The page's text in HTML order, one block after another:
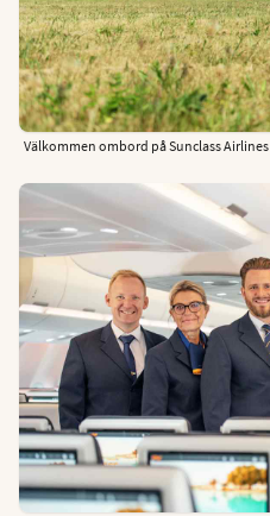
Välkommen ombord på Sunclass Airlines